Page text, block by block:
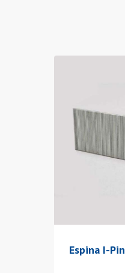
Espina I-Pin